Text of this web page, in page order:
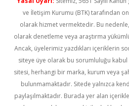
ve İletişim Kurumu (BTK) tarafından
olarak hizmet vermektedir. Bu
olarak denetleme veya araştırma
Ancak, üyelerimiz yazdıkları içeriklerin
siteye üye olarak bu sorumluluğu kabul
sitesi, herhangi bir marka, kurum veya
bulunmamaktadır. Sitede yalnızca
paylaşılmaktadır. Burada yer alan